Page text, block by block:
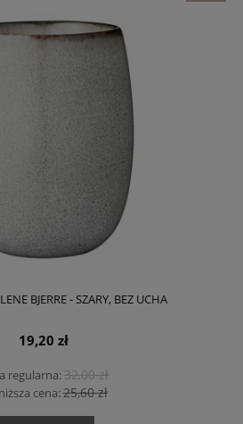
BJERRE - SZARY, BEZ UCHA
19,20 zł
regularna:32,00 zł
cena:25,60 zł